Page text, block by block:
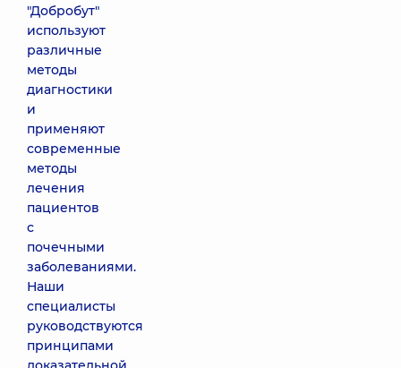
"Добробут"
используют
различные
методы
диагностики
и
применяют
современные
методы
лечения
пациентов
с
почечными
заболеваниями.
Наши
специалисты
руководствуются
принципами